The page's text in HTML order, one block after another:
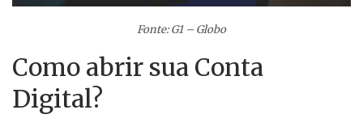
Fonte: G1 – Globo
Como abrir sua Conta
Digital?